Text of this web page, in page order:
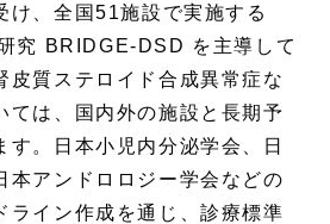
け、全国51施設で実施する
究 BRIDGE-DSD を主導して
皮質ステロイド合成異常症な
ては、国内外の施設と長期予
す。日本小児内分泌学会、日
本アンドロロジー学会などの
ライン作成を通じ、診療標準